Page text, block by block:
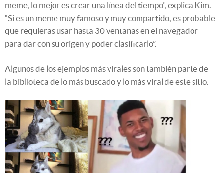
meme, lo mejor es crear una línea del tiempo”, explica Kim.
“Si es un meme muy famoso y muy compartido, es probable
que requieras usar hasta 30 ventanas en el navegador
para dar con su origen y poder clasificarlo”.
Algunos de los ejemplos más virales son también parte de
la biblioteca de lo más buscado y lo más viral de este sitio.